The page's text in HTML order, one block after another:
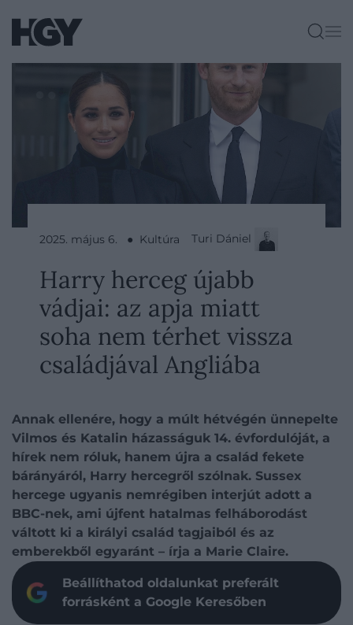
2025. május 6. ● Kultúra Turi Dániel
Harry herceg újabb
vádjai: az apja miatt
soha nem térhet vissza
családjával Angliába
Annak ellenére, hogy a múlt hétvégén ünnepelte
Vilmos és Katalin házasságuk 14. évfordulóját, a
hírek nem róluk, hanem újra a család fekete
bárányáról, Harry hercegről szólnak. Sussex
hercege ugyanis nemrégiben interjút adott a
BBC-nek, ami újfent hatalmas felháborodást
váltott ki a királyi család tagjaiból és az
emberekből egyaránt – írja a Marie Claire.
Beállíthatod oldalunkat preferált
forrásként a Google Keresőben